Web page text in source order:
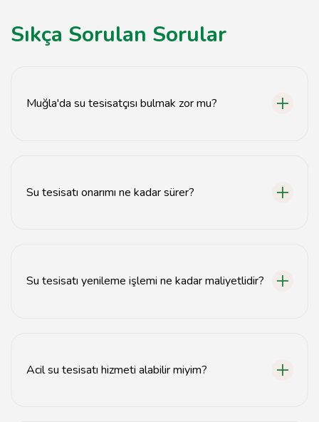
Sıkça Sorulan Sorular
Muğla'da su tesisatçısı bulmak zor mu?
Su tesisatı onarımı ne kadar sürer?
Su tesisatı yenileme işlemi ne kadar maliyetlidir?
Acil su tesisatı hizmeti alabilir miyim?